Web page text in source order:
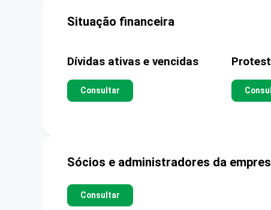
Situação financeira
Dívidas ativas e vencidas
Consultar
Sócios e administradores da
Consultar